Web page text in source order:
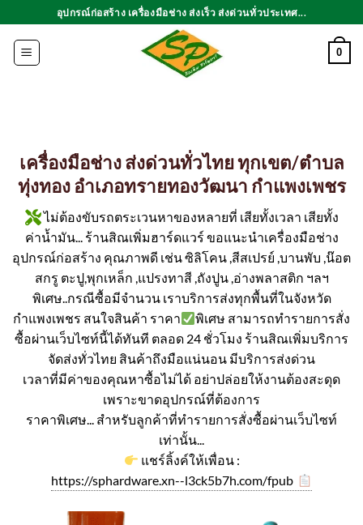
ไป
เนื้อหา
อุปกรณ์ก่อสร้าง เครื่องมือช่าง ส่งเร็ว ส่งด่วนทั่วประเทศ...
0
เครื่องมือช่าง ส่งด่วนทั่วไทย ทุกเขต/ตำบล
ทุ่งทอง อำเภอทรายทองวัฒนา กำแพงเพชร
ไม่ต้องขับรถตระเวนหาของหลายที่ เสียทั้งเวลา เสียทั้ง
ค่าน้ำมัน... ร้านสิณเพิ่มฮาร์ดแวร์ ขอแนะนำเครื่องมือช่าง
อุปกรณ์ก่อสร้าง คุณภาพดี เช่น ซิลิโคน ,สีสเปรย์ ,บานพับ ,น๊อต
สกรู ตะปู,พุกเหล็ก ,แปรงทาสี ,ถังปูน ,อ่างพลาสติก ฯลฯ
พิเศษ..กรณีซื้อมีจำนวน เราบริการส่งทุกพื้นที่ในจังหวัด
กำแพงเพชร สนใจสินค้า ราคา
พิเศษ สามารถทำรายการสั่ง
ซื้อผ่านเว็บไซท์นี้ได้ทันที ตลอด 24 ชั่วโมง ร้านสิณเพิ่มบริการ
จัดส่งทั่วไทย สินค้าถึงมือแน่นอน มีบริการส่งด่วน
เวลาที่มีค่าของคุณหาซื้อไม่ได้ อย่าปล่อยให้งานต้องสะดุด
เพราะขาดอุปกรณ์ที่ต้องการ
ราคาพิเศษ... สำหรับลูกค้าที่ทำรายการสั่งซื้อผ่านเว็บไซท์
เท่านั้น...
แชร์ลิ้งค์ให้เพื่อน :
https://sphardware.xn--l3ck5b7h.com/fpub